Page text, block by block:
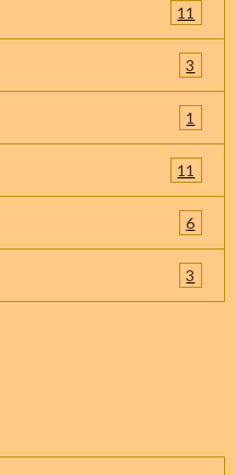
11
3
1
11
6
3